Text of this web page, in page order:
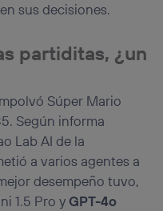
sus decisiones.
partiditas, ¿un
Súper Mario
Según informa
Lab AI de la
a varios agentes a
desempeño tuvo,
1.5 Pro y GPT-4o